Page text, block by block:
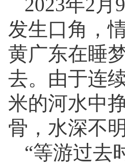
发生口角，
黄广东在睡
去。由于连
米的河水中
骨，水深不
“等游过去